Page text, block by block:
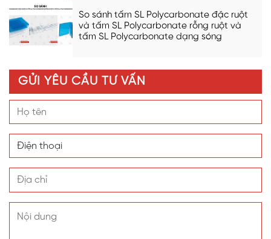
So sánh tấm SL Polycarbonate đặc ruột
và tấm SL Polycarbonate rỗng ruột và
tấm SL Polycarbonate dạng sóng
GỬI YÊU CẦU TƯ VẤN